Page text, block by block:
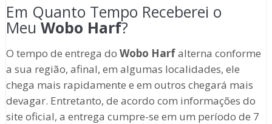
Em Quanto Tempo Receberei o
Meu Wobo Harf?
O tempo de entrega do Wobo Harfalterna conforme
a sua região, afinal, em algumas localidades, ele
chega mais rapidamente e em outros chegará mais
devagar. Entretanto, de acordo com informações do
site oficial, a entrega cumpre-se em um período de 7